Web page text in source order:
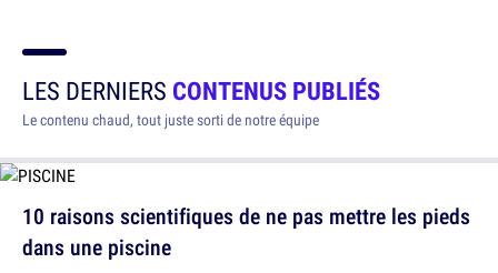
LES DERNIERS CONTENUS PUBLIÉS
Le contenu chaud, tout juste sorti de notre équipe
10 raisons scientifiques de ne pas mettre les pieds
dans une piscine